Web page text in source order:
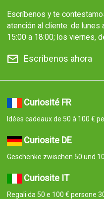
Escríbenos y te
atención al cliente: de lunes
15:00 a 18:00; los viernes,
Escríbenos ahora
Curiosité FR
Idées cadeaux de 50 à 100 €
Curiosite DE
Geschenke zwischen 50 und
Curiosite IT
Regali da 50 e 100 € persone